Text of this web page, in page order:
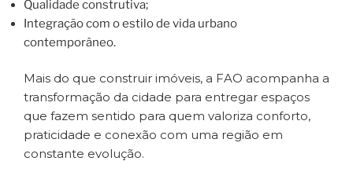
Qualidade construtiva;
Integração com o estilo de vida urbano
contemporâneo.
Mais do que construir imóveis, a FAO acompanha a
transformação da cidade para entregar espaços
que fazem sentido para quem valoriza conforto,
praticidade e conexão com uma região em
constante evolução.